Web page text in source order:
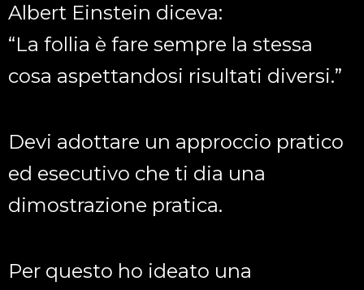
Albert Einstein diceva:
“La follia è fare sempre la stessa
cosa aspettandosi risultati diversi.”
Devi adottare un approccio pratico
ed esecutivo che ti dia una
dimostrazione pratica.
Per questo ho ideato una